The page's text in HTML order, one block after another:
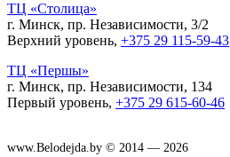
ТЦ «Столица»
г. Минск, пр. Независимости, 3/2
Верхний уровень, +375 29 115-59-43
ТЦ «Першы»
г. Минск, пр. Независимости, 134
Первый уровень, +375 29 615-60-46
www.Belodejda.by © 2014 — 2026